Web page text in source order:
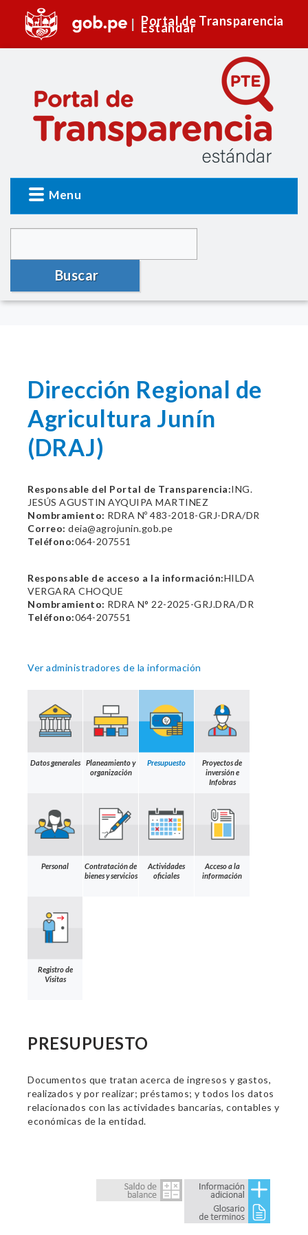
Portal de Transparencia
Estándar
Menu
Buscar
Dirección Regional de
Agricultura Junín
(DRAJ)
Responsable del Portal de Transparencia:ING.
JESÚS AGUSTIN AYQUIPA MARTINEZ
Nombramiento: RDRA Nº 483-2018-GRJ-DRA/DR
Correo: deia@agrojunin.gob.pe
Teléfono:064-207551
Responsable de acceso a la información:HILDA
VERGARA CHOQUE
Nombramiento: RDRA N° 22-2025-GRJ.DRA/DR
Teléfono:064-207551
Ver administradores de la información
Datos generales
Planeamiento y
organización
Presupuesto
Proyectos de
inversión e
Infobras
Personal
Contratación de
bienes y servicios
Actividades
oficiales
Acceso a la
información
Registro de
Visitas
PRESUPUESTO
Documentos que tratan acerca de ingresos y gastos,
realizados y por realizar; préstamos; y todos los datos
relacionados con las actividades bancarias, contables y
económicas de la entidad.